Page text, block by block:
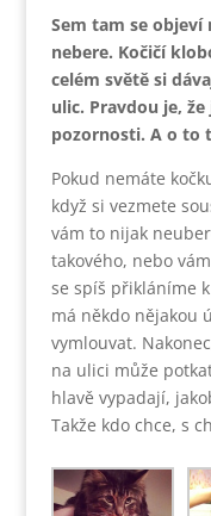
Sem tam se
nebere. Kočičí
celém světě si
ulic. Pravdou je,
pozornosti. A o to
Pokud nemáte
když si vezmete
vám to nijak
takového, nebo
se spíš přikláníme
má někdo nějakou
vymlouvat.
na ulici může
hlavě vypadají,
Takže kdo chce, s